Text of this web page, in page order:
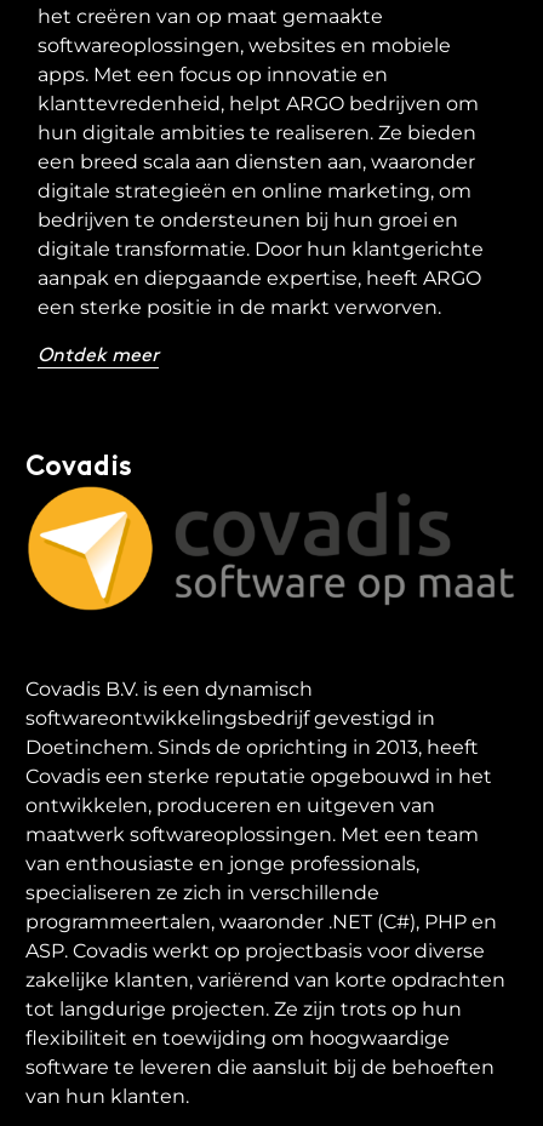
het creëren van op maat gemaakte
softwareoplossingen, websites en mobiele
apps. Met een focus op innovatie en
klanttevredenheid, helpt ARGO bedrijven om
hun digitale ambities te realiseren. Ze bieden
een breed scala aan diensten aan, waaronder
digitale strategieën en online marketing, om
bedrijven te ondersteunen bij hun groei en
digitale transformatie. Door hun klantgerichte
aanpak en diepgaande expertise, heeft ARGO
een sterke positie in de markt verworven.
Ontdek meer
Covadis
Covadis B.V. is een dynamisch
softwareontwikkelingsbedrijf gevestigd in
Doetinchem. Sinds de oprichting in 2013, heeft
Covadis een sterke reputatie opgebouwd in het
ontwikkelen, produceren en uitgeven van
maatwerk softwareoplossingen. Met een team
van enthousiaste en jonge professionals,
specialiseren ze zich in verschillende
programmeertalen, waaronder .NET (C#), PHP en
ASP. Covadis werkt op projectbasis voor diverse
zakelijke klanten, variërend van korte opdrachten
tot langdurige projecten. Ze zijn trots op hun
flexibiliteit en toewijding om hoogwaardige
software te leveren die aansluit bij de behoeften
van hun klanten.